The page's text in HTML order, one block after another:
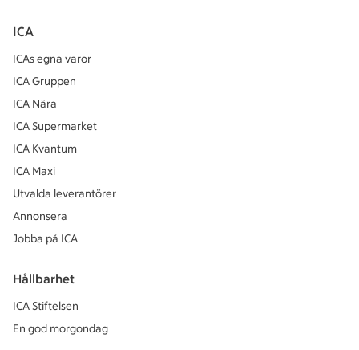
ICA
ICAs egna varor
ICA Gruppen
ICA Nära
ICA Supermarket
ICA Kvantum
ICA Maxi
Utvalda leverantörer
Annonsera
Jobba på ICA
Hållbarhet
ICA Stiftelsen
En god morgondag